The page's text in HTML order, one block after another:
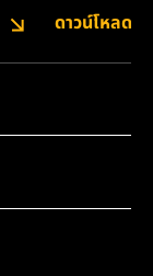
ดาวน์โหลด